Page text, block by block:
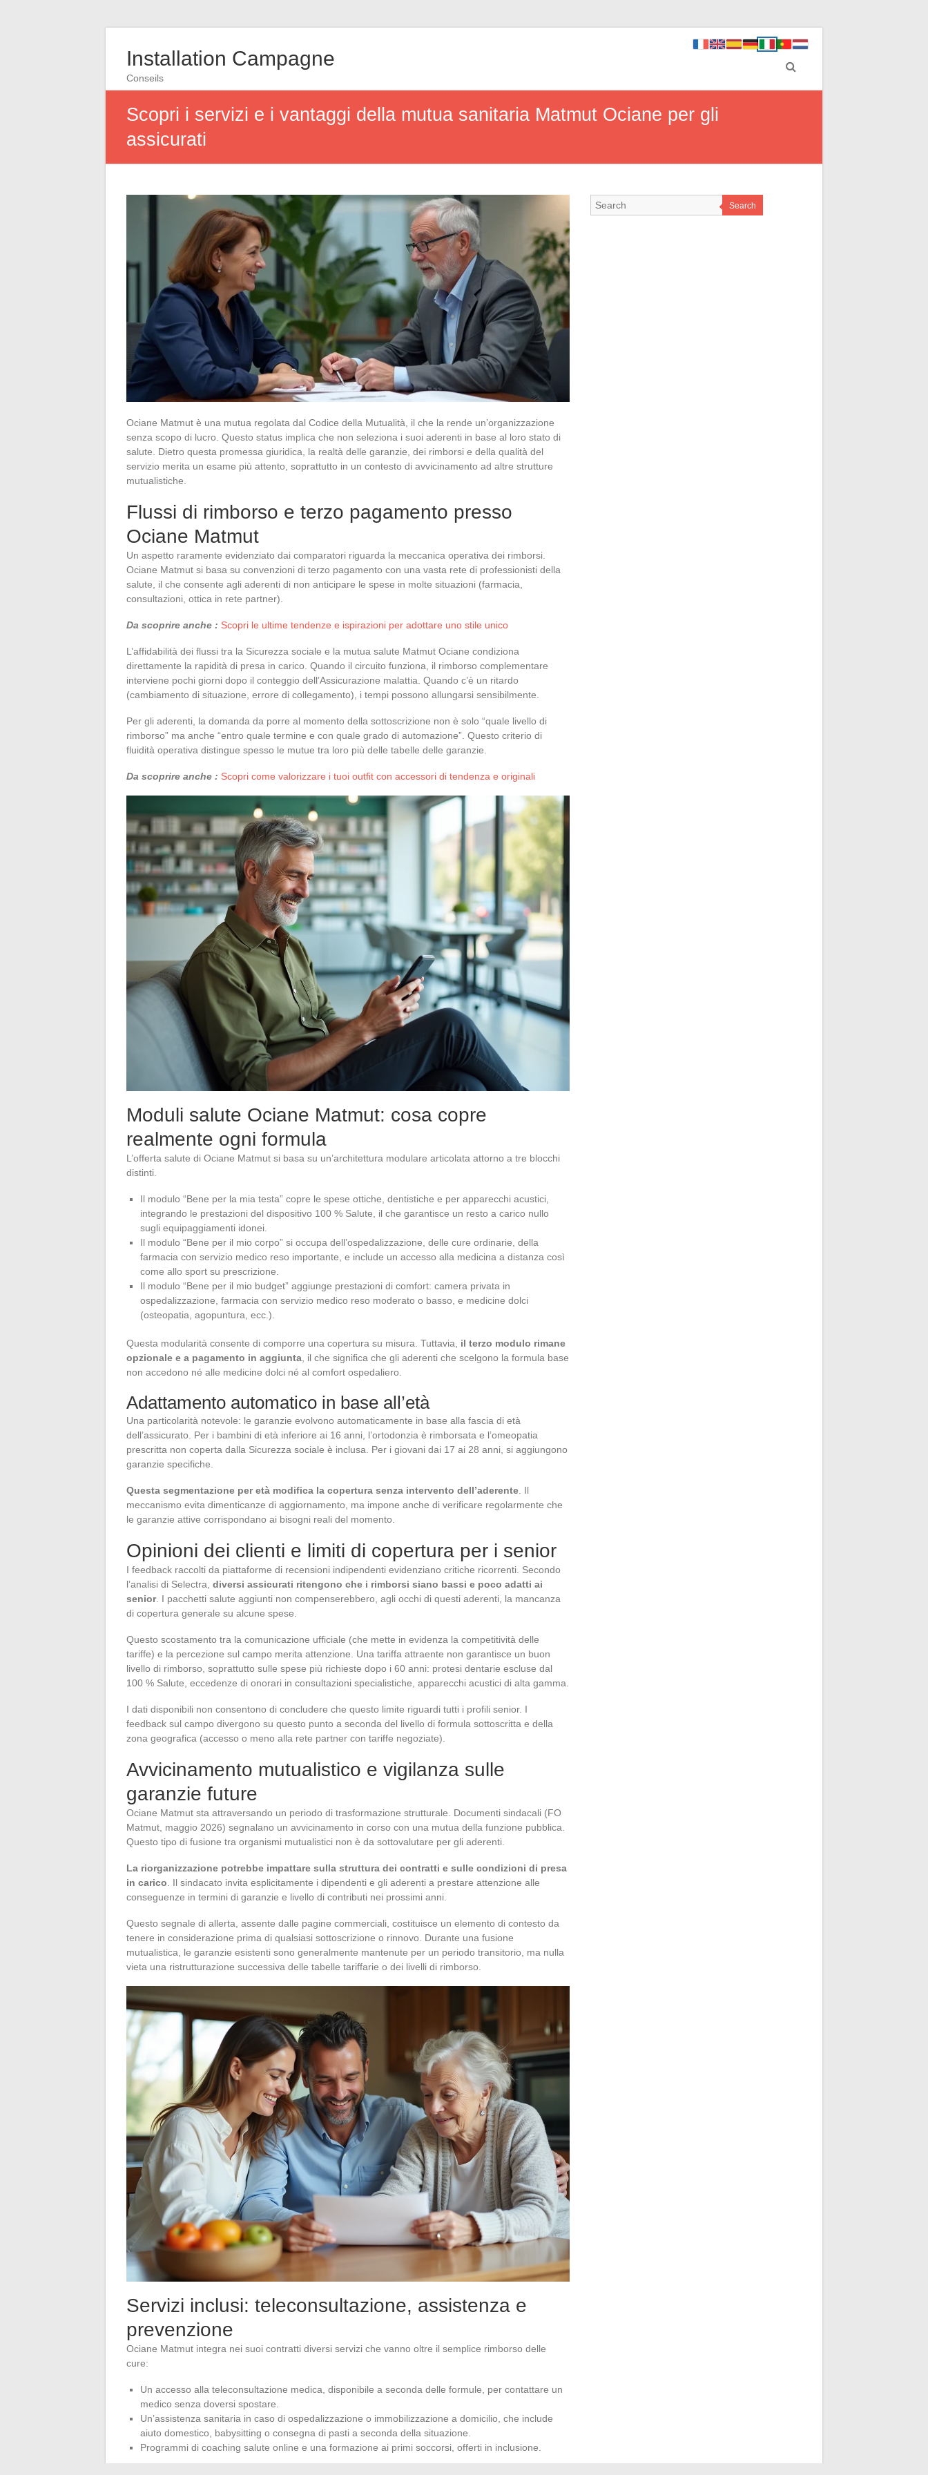
Installation Campagne
Conseils
Scopri i servizi e i vantaggi della mutua sanitaria Matmut Ociane per gli
assicurati
Ociane Matmut è una mutua regolata dal Codice della Mutualità, il che la rende un’organizzazione
senza scopo di lucro. Questo status implica che non seleziona i suoi aderenti in base al loro stato di
salute. Dietro questa promessa giuridica, la realtà delle garanzie, dei rimborsi e della qualità del
servizio merita un esame più attento, soprattutto in un contesto di avvicinamento ad altre strutture
mutualistiche.
Flussi di rimborso e terzo pagamento presso
Ociane Matmut
Un aspetto raramente evidenziato dai comparatori riguarda la meccanica operativa dei rimborsi.
Ociane Matmut si basa su convenzioni di terzo pagamento con una vasta rete di professionisti della
salute, il che consente agli aderenti di non anticipare le spese in molte situazioni (farmacia,
consultazioni, ottica in rete partner).
Da scoprire anche : Scopri le ultime tendenze e ispirazioni per adottare uno stile unico
L’affidabilità dei flussi tra la Sicurezza sociale e la mutua salute Matmut Ociane condiziona
direttamente la rapidità di presa in carico. Quando il circuito funziona, il rimborso complementare
interviene pochi giorni dopo il conteggio dell’Assicurazione malattia. Quando c’è un ritardo
(cambiamento di situazione, errore di collegamento), i tempi possono allungarsi sensibilmente.
Per gli aderenti, la domanda da porre al momento della sottoscrizione non è solo “quale livello di
rimborso” ma anche “entro quale termine e con quale grado di automazione”. Questo criterio di
fluidità operativa distingue spesso le mutue tra loro più delle tabelle delle garanzie.
Da scoprire anche : Scopri come valorizzare i tuoi outfit con accessori di tendenza e originali
Moduli salute Ociane Matmut: cosa copre
realmente ogni formula
L’offerta salute di Ociane Matmut si basa su un’architettura modulare articolata attorno a tre blocchi
distinti.
Il modulo “Bene per la mia testa” copre le spese ottiche, dentistiche e per apparecchi acustici,
integrando le prestazioni del dispositivo 100 % Salute, il che garantisce un resto a carico nullo
sugli equipaggiamenti idonei.
Il modulo “Bene per il mio corpo” si occupa dell’ospedalizzazione, delle cure ordinarie, della
farmacia con servizio medico reso importante, e include un accesso alla medicina a distanza così
come allo sport su prescrizione.
Il modulo “Bene per il mio budget” aggiunge prestazioni di comfort: camera privata in
ospedalizzazione, farmacia con servizio medico reso moderato o basso, e medicine dolci
(osteopatia, agopuntura, ecc.).
Questa modularità consente di comporre una copertura su misura. Tuttavia, il terzo modulo rimane
opzionale e a pagamento in aggiunta , il che significa che gli aderenti che scelgono la formula base
non accedono né alle medicine dolci né al comfort ospedaliero.
Adattamento automatico in base all’età
Una particolarità notevole: le garanzie evolvono automaticamente in base alla fascia di età
dell’assicurato. Per i bambini di età inferiore ai 16 anni, l’ortodonzia è rimborsata e l’omeopatia
prescritta non coperta dalla Sicurezza sociale è inclusa. Per i giovani dai 17 ai 28 anni, si aggiungono
garanzie specifiche.
Questa segmentazione per età modifica la copertura senza intervento dell’aderente . Il
meccanismo evita dimenticanze di aggiornamento, ma impone anche di verificare regolarmente che
le garanzie attive corrispondano ai bisogni reali del momento.
Opinioni dei clienti e limiti di copertura per i senior
I feedback raccolti da piattaforme di recensioni indipendenti evidenziano critiche ricorrenti. Secondo
l’analisi di Selectra, diversi assicurati ritengono che i rimborsi siano bassi e poco adatti ai
senior. I pacchetti salute aggiunti non compenserebbero, agli occhi di questi aderenti, la mancanza
di copertura generale su alcune spese.
Questo scostamento tra la comunicazione ufficiale (che mette in evidenza la competitività delle
tariffe) e la percezione sul campo merita attenzione. Una tariffa attraente non garantisce un buon
livello di rimborso, soprattutto sulle spese più richieste dopo i 60 anni: protesi dentarie escluse dal
100 % Salute, eccedenze di onorari in consultazioni specialistiche, apparecchi acustici di alta gamma.
I dati disponibili non consentono di concludere che questo limite riguardi tutti i profili senior. I
feedback sul campo divergono su questo punto a seconda del livello di formula sottoscritta e della
zona geografica (accesso o meno alla rete partner con tariffe negoziate).
Avvicinamento mutualistico e vigilanza sulle
garanzie future
Ociane Matmut sta attraversando un periodo di trasformazione strutturale. Documenti sindacali (FO
Matmut, maggio 2026) segnalano un avvicinamento in corso con una mutua della funzione pubblica.
Questo tipo di fusione tra organismi mutualistici non è da sottovalutare per gli aderenti.
La riorganizzazione potrebbe impattare sulla struttura dei contratti e sulle condizioni di presa
in carico . Il sindacato invita esplicitamente i dipendenti e gli aderenti a prestare attenzione alle
conseguenze in termini di garanzie e livello di contributi nei prossimi anni.
Questo segnale di allerta, assente dalle pagine commerciali, costituisce un elemento di contesto da
tenere in considerazione prima di qualsiasi sottoscrizione o rinnovo. Durante una fusione
mutualistica, le garanzie esistenti sono generalmente mantenute per un periodo transitorio, ma nulla
vieta una ristrutturazione successiva delle tabelle tariffarie o dei livelli di rimborso.
Servizi inclusi: teleconsultazione, assistenza e
prevenzione
Ociane Matmut integra nei suoi contratti diversi servizi che vanno oltre il semplice rimborso delle
cure:
Un accesso alla teleconsultazione medica, disponibile a seconda delle formule, per contattare un
medico senza doversi spostare.
Un’assistenza sanitaria in caso di ospedalizzazione o immobilizzazione a domicilio, che include
aiuto domestico, babysitting o consegna di pasti a seconda della situazione.
Programmi di coaching salute online e una formazione ai primi soccorsi, offerti in inclusione.
Search